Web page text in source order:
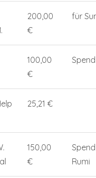
200,00
€
für
100,00
€
25,21 €
150,00
€
Rumi